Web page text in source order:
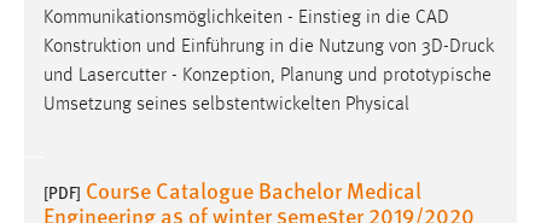
Kommunikationsmöglichkeiten - Einstieg in die CAD
Konstruktion und Einführung in die Nutzung von 3D-Druck
und Lasercutter - Konzeption, Planung und prototypische
Umsetzung seines selbstentwickelten Physical
[PDF] Course Catalogue Bachelor Medical
Engineering as of winter semester 2019/2020